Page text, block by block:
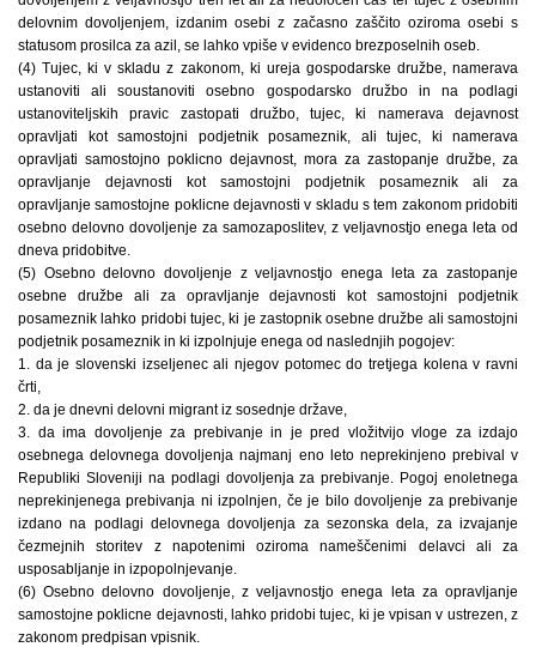
delovnim dovoljenjem, izdanim osebi z začasno zaščito oziroma osebi s
statusom prosilca za azil, se lahko vpiše v evidenco brezposelnih oseb.
(4) Tujec, ki v skladu z zakonom, ki ureja gospodarske družbe, namerava
ustanoviti ali soustanoviti osebno gospodarsko družbo in na podlagi
ustanoviteljskih pravic zastopati družbo, tujec, ki namerava dejavnost
opravljati kot samostojni podjetnik posameznik, ali tujec, ki namerava
opravljati samostojno poklicno dejavnost, mora za zastopanje družbe, za
opravljanje dejavnosti kot samostojni podjetnik posameznik ali za
opravljanje samostojne poklicne dejavnosti v skladu s tem zakonom pridobiti
osebno delovno dovoljenje za samozaposlitev, z veljavnostjo enega leta od
dneva pridobitve.
(5) Osebno delovno dovoljenje z veljavnostjo enega leta za zastopanje
osebne družbe ali za opravljanje dejavnosti kot samostojni podjetnik
posameznik lahko pridobi tujec, ki je zastopnik osebne družbe ali samostojni
podjetnik posameznik in ki izpolnjuje enega od naslednjih pogojev:
1. da je slovenski izseljenec ali njegov potomec do tretjega kolena v ravni
črti,
2. da je dnevni delovni migrant iz sosednje države,
3. da ima dovoljenje za prebivanje in je pred vložitvijo vloge za izdajo
osebnega delovnega dovoljenja najmanj eno leto neprekinjeno prebival v
Republiki Sloveniji na podlagi dovoljenja za prebivanje. Pogoj enoletnega
neprekinjenega prebivanja ni izpolnjen, če je bilo dovoljenje za prebivanje
izdano na podlagi delovnega dovoljenja za sezonska dela, za izvajanje
čezmejnih storitev z napotenimi oziroma nameščenimi delavci ali za
usposabljanje in izpopolnjevanje.
(6) Osebno delovno dovoljenje, z veljavnostjo enega leta za opravljanje
samostojne poklicne dejavnosti, lahko pridobi tujec, ki je vpisan v ustrezen, z
zakonom predpisan vpisnik.